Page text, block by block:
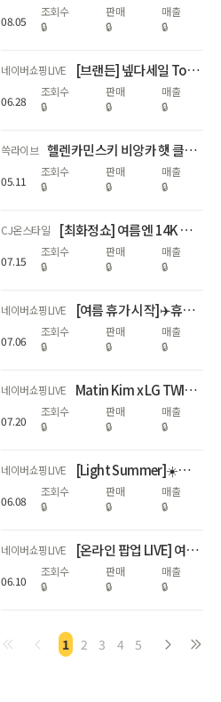
08.05
조회수
🔒
판매
🔒
매출
🔒
네이버쇼핑LIVE [브랜든] 넾다세일 Top&Best 브랜드데이 단독 65% 할인 혜택
06.28
조회수
🔒
판매
🔒
매출
🔒
쓱라이브 헬렌카민스키 비앙카 햇 클립 기획세트 선런칭🎁
05.11
조회수
🔒
판매
🔒
매출
🔒
CJ온스타일 [최화정쇼] 여름엔 14K 랩다이아💎! 어니스트서울 특별LIVE🩵
07.15
조회수
🔒
판매
🔒
매출
🔒
네이버쇼핑LIVE [여름 휴가 시작]✈️휴가 짐은 이걸로 끝! 🧳코르딕스 캐리어
07.06
조회수
🔒
판매
🔒
매출
🔒
네이버쇼핑LIVE Matin Kim x LG TWINS 콜라보 라이브
07.20
조회수
🔒
판매
🔒
매출
🔒
네이버쇼핑LIVE [Light Summer]☀️가벼운 여름여행 시작⛱️코르딕스 캐리어
06.08
조회수
🔒
판매
🔒
매출
🔒
네이버쇼핑LIVE [온라인 팝업 LIVE] 여름에도 쾌적하고 편안한 르무통 하루 혜택!
06.10
조회수
🔒
판매
🔒
매출
🔒
1 2 3 4 5